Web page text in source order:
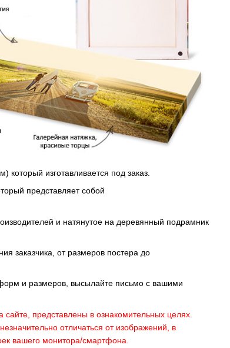
который изготавливается под заказ.
представляет собой
и натянутое на деревянный подрамник
заказчика, от размеров постера до
и размеров, высылайте письмо c вашими
представлены в ознакомительных целях.
отличаться от изображений, в
вашего монитора/смартфона.